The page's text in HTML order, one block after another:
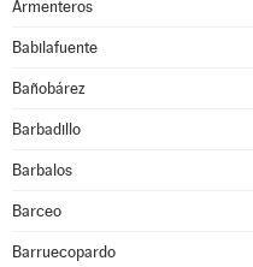
Armenteros
Babilafuente
Bañobárez
Barbadillo
Barbalos
Barceo
Barruecopardo